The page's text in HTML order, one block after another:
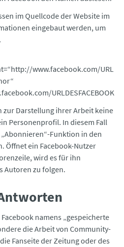
im Quellcode der Website im
eingebaut werden, um
www.facebook.com/
zur Darstellung ihrer Arbeit keine
Personenprofil. In diesem Fall
Funktion in den
Öffnet ein Facebook-Nutzer
wird es für ihn
Autoren zu folgen.
namens „gespeicherte
die Arbeit von Community-
Fanseite der Zeitung oder des